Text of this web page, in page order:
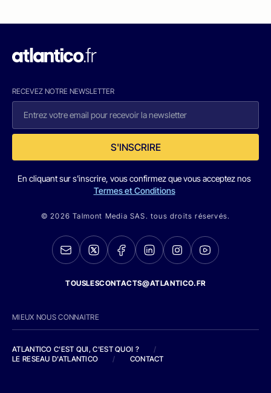
RECEVEZ NOTRE NEWSLETTER
S'INSCRIRE
En cliquant sur s'inscrire, vous confirmez que vous acceptez nos
Termes et Conditions
© 2026 Talmont Media SAS. tous droits réservés.
TOUSLESCONTACTS@ATLANTICO.FR
MIEUX NOUS CONNAITRE
ATLANTICO C'EST QUI, C'EST QUOI ?
/
LE RESEAU D'ATLANTICO
/ CONTACT